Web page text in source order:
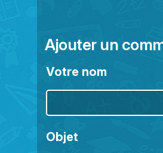
Ajouter un
Votre nom
Objet